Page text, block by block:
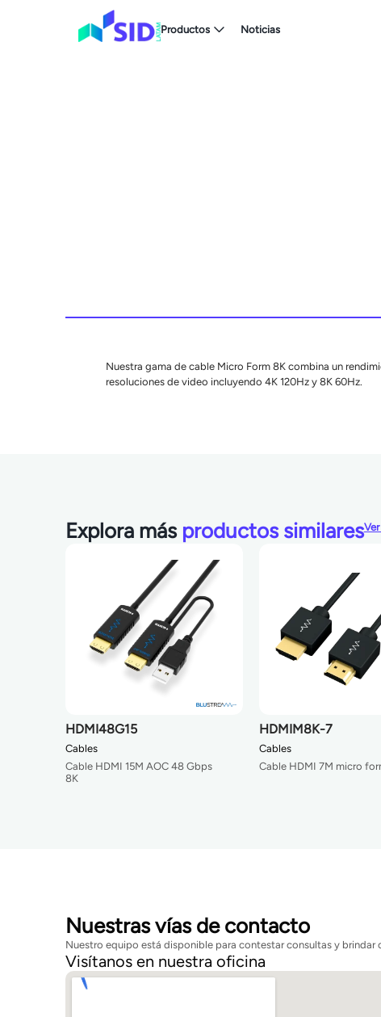
Productos Noticias
Nuestra gama de cable Micro Form 8K combina un
resoluciones de video incluyendo 4K 120Hz y 8K 60Hz.
Explora más productos similares
HDMI48G15
Cables
Cable HDMI 15M AOC 48 Gbps
8K
HDMIM8K-7
Cables
Cable HDMI 7M micro
Nuestras vías de contacto
Nuestro equipo está disponible para contestar consultas y brindar
Visítanos en nuestra oficina